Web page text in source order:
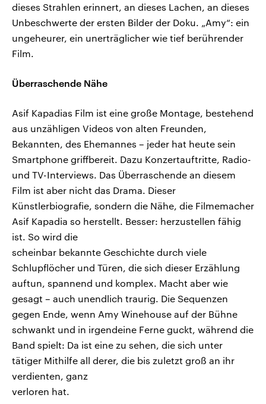
dieses Strahlen erinnert, an dieses Lachen, an dieses
Unbeschwerte der ersten Bilder der Doku. „Amy“: ein
ungeheurer, ein unerträglicher wie tief berührender
Film.
Überraschende Nähe
Asif Kapadias Film ist eine große Montage, bestehend
aus unzähligen Videos von alten Freunden,
Bekannten, des Ehemannes – jeder hat heute sein
Smartphone griffbereit. Dazu Konzertauftritte, Radio-
und TV-Interviews. Das Überraschende an diesem
Film ist aber nicht das Drama. Dieser
Künstlerbiografie, sondern die Nähe, die Filmemacher
Asif Kapadia so herstellt. Besser: herzustellen fähig
ist. So wird die
scheinbar bekannte Geschichte durch viele
Schlupflöcher und Türen, die sich dieser Erzählung
auftun, spannend und komplex. Macht aber wie
gesagt – auch unendlich traurig. Die Sequenzen
gegen Ende, wenn Amy Winehouse auf der Bühne
schwankt und in irgendeine Ferne guckt, während die
Band spielt: Da ist eine zu sehen, die sich unter
tätiger Mithilfe all derer, die bis zuletzt groß an ihr
verdienten, ganz
verloren hat.